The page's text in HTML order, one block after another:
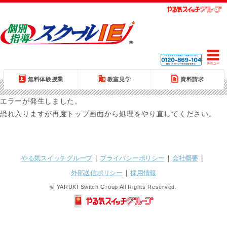
無料体験授業 教室見学 資料請求
エラーが発生しました。
恐れ入りますが再度トップ画面から処理をやり直してください。
やる気スイッチグループ プライバシーポリシー 会社概要
外部送信ポリシー
採用情報
© YARUKI Switch Group All Rights Reserved.